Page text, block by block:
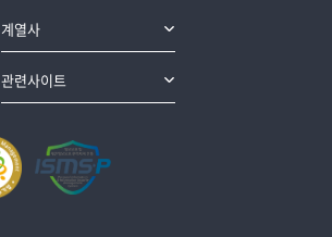
계열사
관련사이트